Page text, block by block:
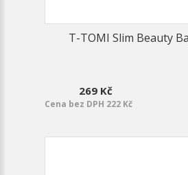
T-TOMI Slim Beauty
269 Kč
Cena bez DPH 222 Kč